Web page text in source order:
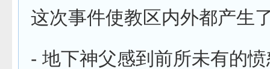
这次事件使教区内外都产生
- 地下神父感到前所未有的